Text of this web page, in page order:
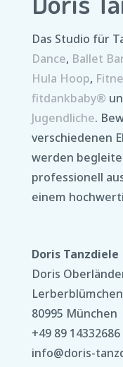
Das Studio für
Dance, Ballet
Hula Hoop,
fitdankbaby®
Jugendliche.
verschiedenen
werden
professionell
einem
Doris Tanzdiele
Doris
80995 München
+49 89 14332686
info@doris-